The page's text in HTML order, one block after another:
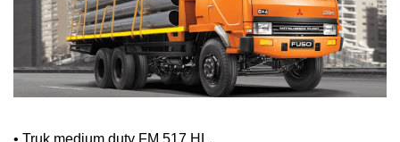
• Truk medium duty FM 517 HL.